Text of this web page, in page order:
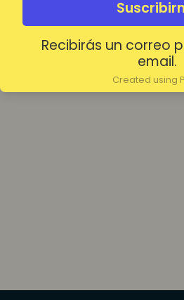
Recibirás un correo
email.
Created using
Acceder